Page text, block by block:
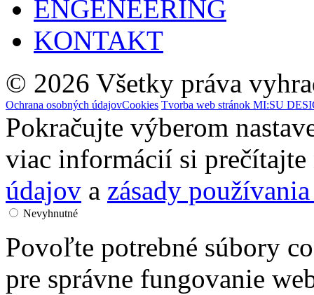
ENGENEERING
KONTAKT
© 2026 Všetky práva
Ochrana osobných údajovCookies Tvorba web stránok MI:SU
Pokračujte výberom
viac informácií si prečítajte
údajov a zásady
Nevyhnutné
Povoľte potrebné súbory
pre správne fungovanie